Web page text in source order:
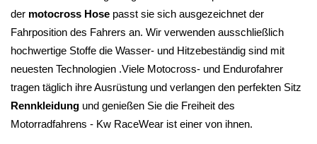
der motocross Hose passt sie sich ausgezeichnet der
Fahrposition des Fahrers an. Wir verwenden ausschließlich
hochwertige Stoffe die Wasser- und Hitzebeständig sind mit
neuesten Technologien .Viele Motocross- und Endurofahrer
Rennkleidung und genießen Sie die Freiheit des
Motorradfahrens - Kw RaceWear ist einer von ihnen.